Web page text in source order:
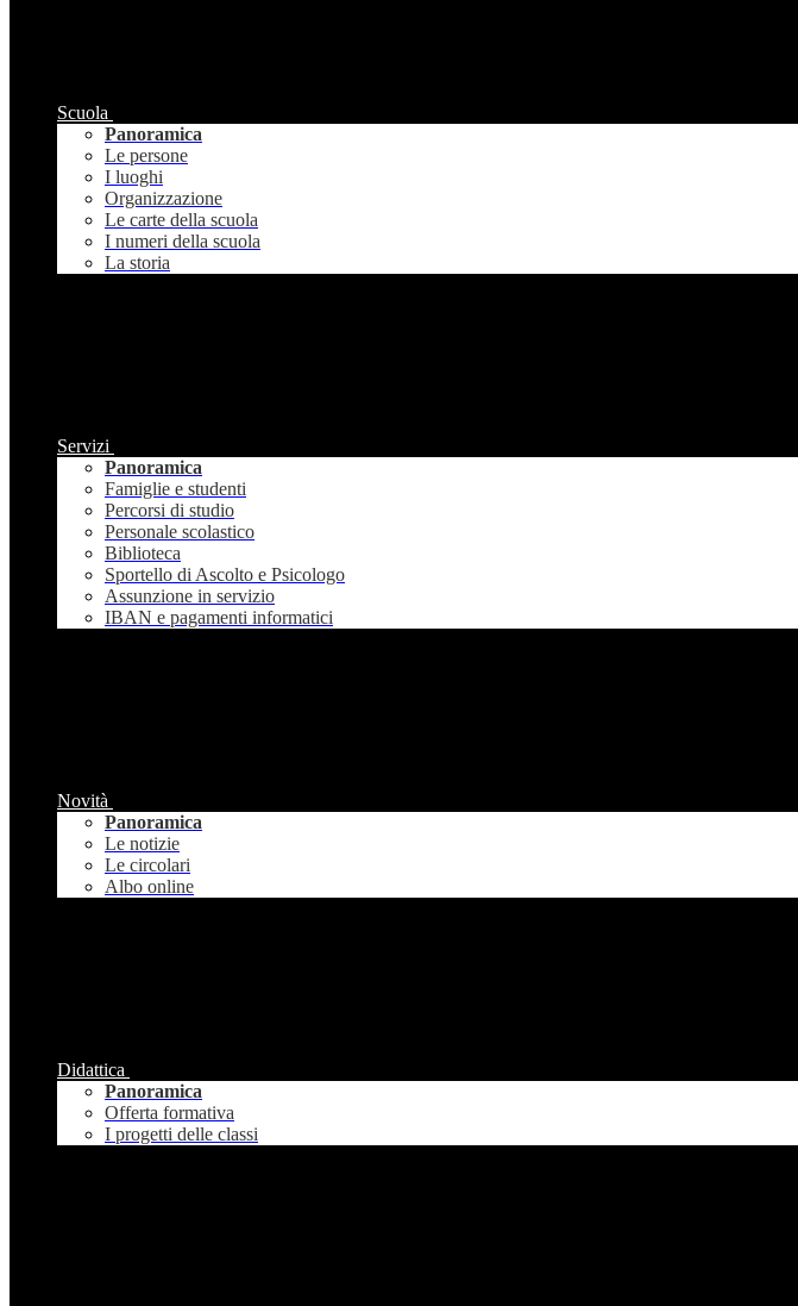
Scuola
Panoramica
Le persone
I luoghi
Organizzazione
Le carte della scuola
I numeri della scuola
La storia
Servizi
Panoramica
Famiglie e studenti
Percorsi di studio
Personale scolastico
Biblioteca
Sportello di Ascolto e Psicologo
Assunzione in servizio
IBAN e pagamenti informatici
Novità
Panoramica
Le notizie
Le circolari
Albo online
Didattica
Panoramica
Offerta formativa
I progetti delle classi